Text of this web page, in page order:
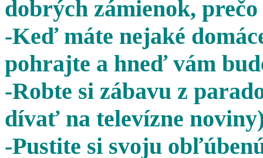
dobrých zámienok,
-Keď máte nejaké
pohrajte a hneď vám
-Robte si zábavu z
dívať na televízne
-Pustite si svoju